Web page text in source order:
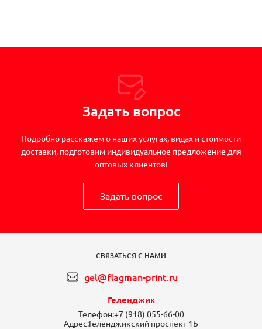
Задать вопрос
Подробно расскажем о наших услугах, видах и стоимости
доставки, подготовим индивидуальное предложение для
оптовых клиентов!
Задать вопрос
СВЯЗАТЬСЯ С НАМИ
gel@flagman-print.ru
Геленджик
Телефон:+7 (918) 055-66-00
Адрес:Геленджикский проспект 1Б